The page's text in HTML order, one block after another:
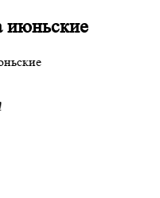
июньские